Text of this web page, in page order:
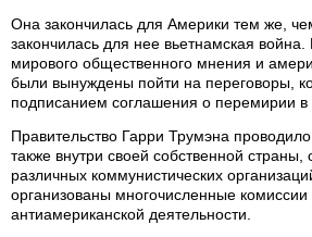
Она закончилась для Америки тем же,
закончилась для нее вьетнамская
мирового общественного мнения и
были вынуждены пойти на переговоры,
подписанием соглашения о перемирии в
Правительство Гарри Трумэна
также внутри своей собственной
различных коммунистических
организованы многочисленные
антиамериканской деятельности.